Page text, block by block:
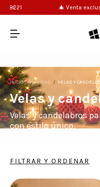
🎄 Venta exclusiva
INICIO / NAVIDAD / VELAS Y
Velas y
Velas y candelabros
con estilo único.
FILTRAR Y ORDENAR